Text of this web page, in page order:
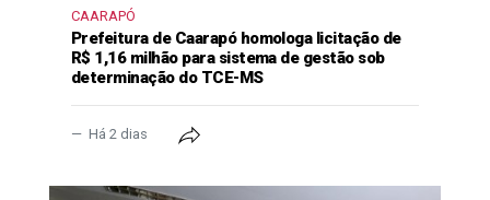
CAARAPÓ
Prefeitura de Caarapó homologa licitação de
R$ 1,16 milhão para sistema de gestão sob
determinação do TCE-MS
Há 2 dias